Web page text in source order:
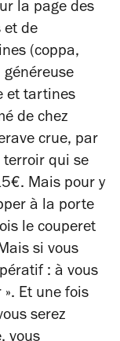
la page des
et de
(coppa,
et tartines
de chez
crue, par
terroir qui se
Mais pour y
à la porte
le couperet
si vous
: à vous
Et une fois
serez